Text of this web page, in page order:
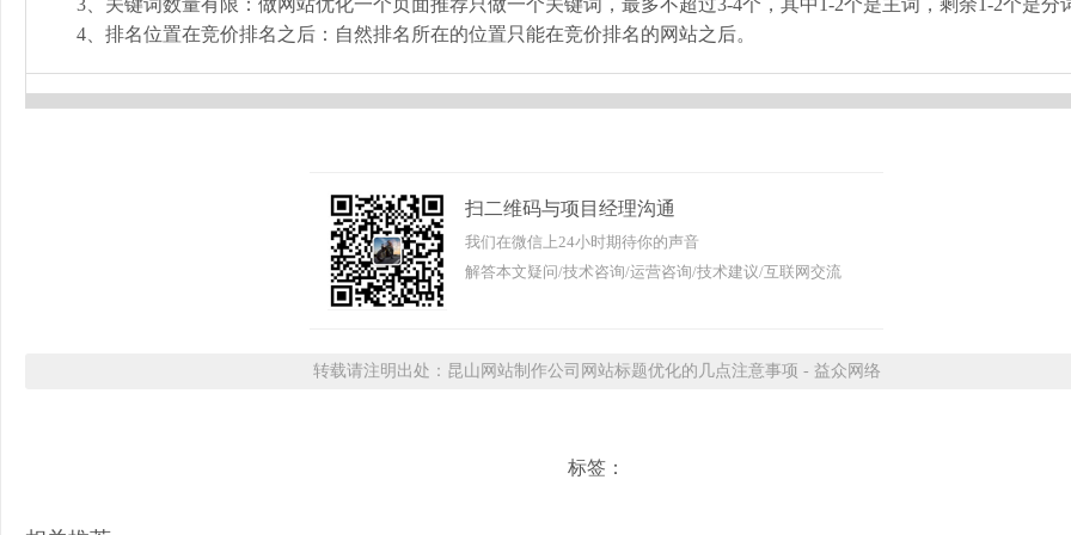
3、关键词数量有限：做网站优化一个页面推荐只做一个关键词，最多不超过3-4个，其中1-2个是主词，剩余1-2个是分
4、排名位置在竞价排名之后：自然排名所在的位置只能在竞价排名的网站之后。
扫二维码与项目经理沟通
我们在微信上24小时期待你的声音
解答本文疑问/技术咨询/运营咨询/技术建议/互联网交流
转载请注明出处：昆山网站制作公司网站标题优化的几点注意事项 - 益众网络
标签：